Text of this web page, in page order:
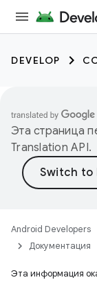
DEVELOP
Эта страница
Translation API.
Android Developers
Документация
Эта информация